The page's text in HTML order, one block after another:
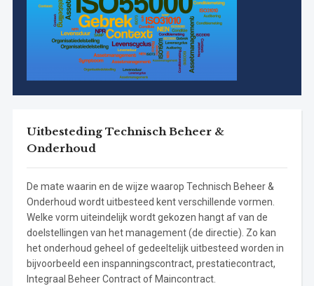
Uitbesteding Technisch Beheer &
Onderhoud
De mate waarin en de wijze waarop Technisch Beheer &
Onderhoud wordt uitbesteed kent verschillende vormen.
Welke vorm uiteindelijk wordt gekozen hangt af van de
doelstellingen van het management (de directie). Zo kan
het onderhoud geheel of gedeeltelijk uitbesteed worden in
bijvoorbeeld een inspanningscontract, prestatiecontract,
Integraal Beheer Contract of Maincontract.